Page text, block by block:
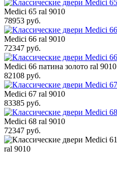
Medici 65 ral 9010
78953 руб.
Medici 66 ral 9010
72347 руб.
Medici 66 патина золото ral 9010
82108 руб.
Medici 67 ral 9010
83385 руб.
Medici 68 ral 9010
72347 руб.